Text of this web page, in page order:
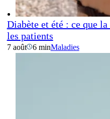
Diabète et été : ce que
les patients
7 août 6 minMaladies